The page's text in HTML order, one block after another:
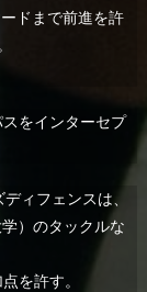
ドまで前進を許
をインターセプ
ィフェンスは、
）のタックルな
を許す。